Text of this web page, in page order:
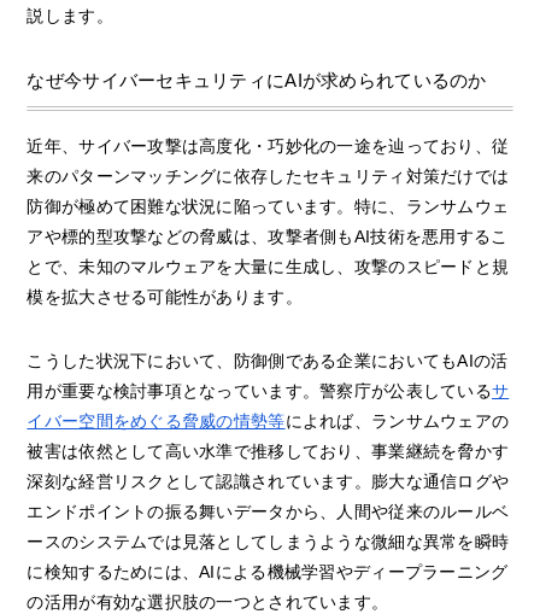
説します。
なぜ今サイバーセキュリティにAIが求められているのか
近年、サイバー攻撃は高度化・巧妙化の一途を辿っており、従
来のパターンマッチングに依存したセキュリティ対策だけでは
防御が極めて困難な状況に陥っています。特に、ランサムウェ
アや標的型攻撃などの脅威は、攻撃者側もAI技術を悪用するこ
とで、未知のマルウェアを大量に生成し、攻撃のスピードと規
模を拡大させる可能性があります。
こうした状況下において、防御側である企業においてもAIの活
用が重要な検討事項となっています。警察庁が公表しているサ
イバー空間をめぐる脅威の情勢等によれば、ランサムウェアの
被害は依然として高い水準で推移しており、事業継続を脅かす
深刻な経営リスクとして認識されています。膨大な通信ログや
エンドポイントの振る舞いデータから、人間や従来のルールベ
ースのシステムでは見落としてしまうような微細な異常を瞬時
に検知するためには、AIによる機械学習やディープラーニング
の活用が有効な選択肢の一つとされています。